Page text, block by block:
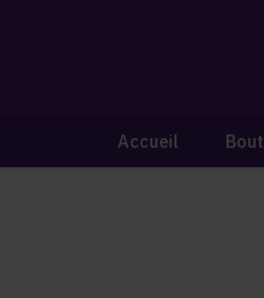
Accueil